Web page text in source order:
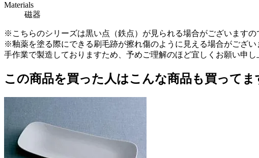
Materials
磁器
※こちらのシリーズは黒い点（鉄点）が見られる場合がございますの
※釉薬を塗る際にできる刷毛跡が擦れ傷のように見える場合がござ
手作業で製造しておりますため、予めご理解のほど宜しくお願い申し
この商品を買った人はこんな商品も買ってま